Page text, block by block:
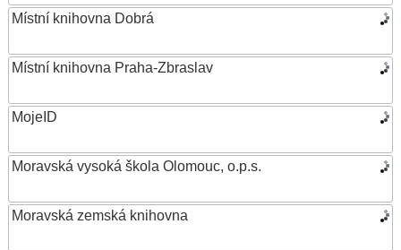
Místní knihovna Dobrá
Místní knihovna Praha-Zbraslav
MojeID
Moravská vysoká škola Olomouc, o.p.s.
Moravská zemská knihovna